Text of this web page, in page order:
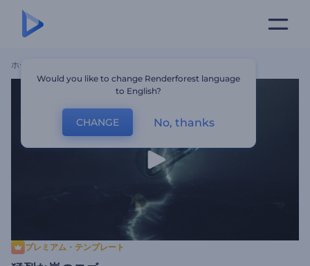
ホーム
プレミアム・テンプレート
Would you like to change Renderforest language
to English?
CHANGE No, thanks